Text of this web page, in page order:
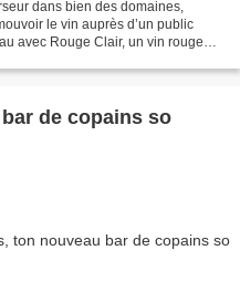
dans bien des domaines,
le vin auprès d’un public
avec Rouge Clair, un vin rouge
de copains so